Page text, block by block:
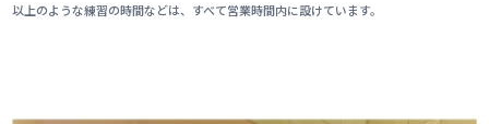
以上のような練習の時間などは、すべて営業時間内に設けています。